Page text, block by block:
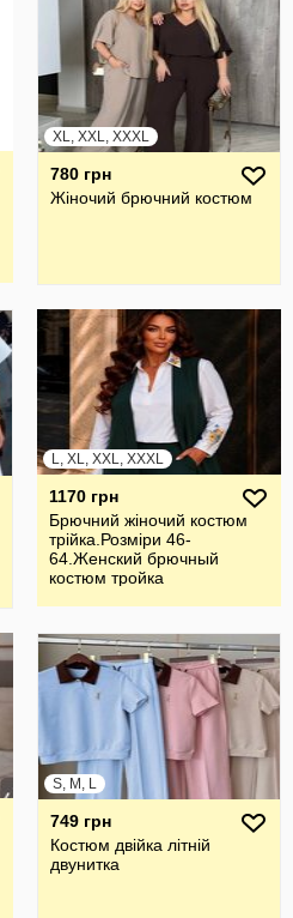
XL, XXL, XXXL
780 грн
Жiночий брючний костюм
L, XL, XXL, XXXL
1170 грн
Брючний жiночий костюм
трiйка.Розмiри 46-
64.Женский брючный
костюм тройка
S, M, L
749 грн
Костюм двійка літній
двунитка